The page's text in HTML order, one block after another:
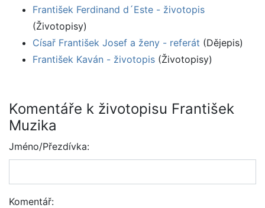
František Ferdinand d´Este - životopis
(Životopisy)
Císař František Josef a ženy - referát (Dějepis)
František Kaván - životopis (Životopisy)
Komentáře k životopisu František
Muzika
Jméno/Přezdívka:
Komentář: